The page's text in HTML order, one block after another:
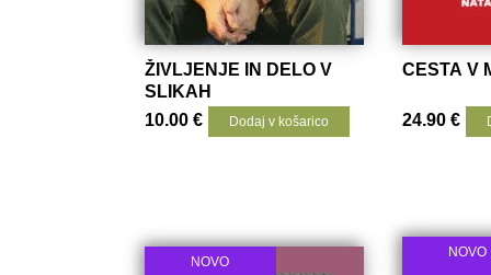
ŽIVLJENJE IN DELO V
SLIKAH
10.00€ Dodaj v košarico
CESTA V
24.90€
NOVO
NOVO